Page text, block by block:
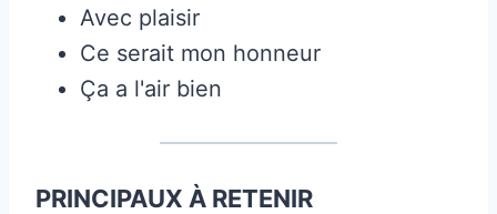
Avec plaisir
Ce serait mon honneur
Ça a l'air bien
PRINCIPAUX À RETENIR